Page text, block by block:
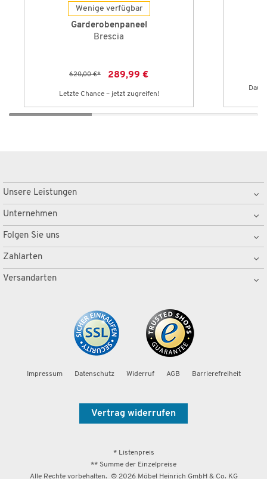
Wenige verfügbar
Garderobenpaneel
Brescia
620,00 €* 289,99 €
Letzte Chance – jetzt zugreifen!
Unsere Leistungen
Unternehmen
Folgen Sie uns
Zahlarten
Versandarten
Impressum Datenschutz Widerruf AGB Barrierefreiheit
Vertrag widerrufen
* Listenpreis
** Summe der Einzelpreise
Alle Rechte vorbehalten. © 2026Möbel Heinrich GmbH & Co. KG